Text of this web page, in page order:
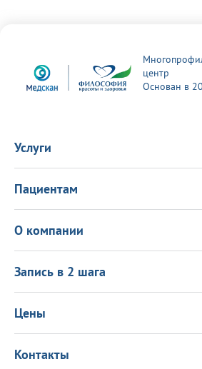
центр
Основан в
Услуги
Врачи
Консультация Онлайн
Выезд врача на дом
Пациентам
Новости
Политика в области качества
Подарочные сертификаты
Программа лояльности
О компании
Информация для пациентов
Лицензиии
Вакансии
Политика конфиденциальности
Запись в 2 шага
Цены
Контакты